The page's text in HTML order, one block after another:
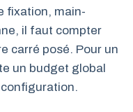
fixation, main-
il faut compter
carré posé. Pour un
un budget global
configuration.